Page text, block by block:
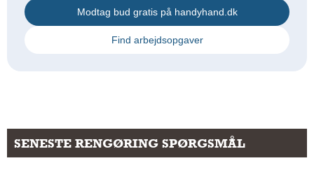
Modtag bud gratis på handyhand.dk
Find arbejdsopgaver
SENESTE RENGØRING SPØRGSMÅL